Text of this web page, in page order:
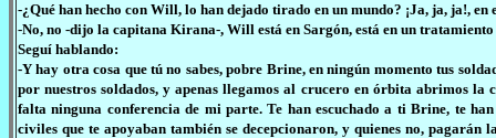
-¿Qué han hecho con Will, lo han dejado tirado en un mundo? ¡Ja, ja, ja!, en
-No, no -dijo la capitana Kirana-, Will está en Sargón, está en un
Seguí hablando:
-Y hay otra cosa que tú no sabes, pobre Brine, en ningún momento tus
por nuestros soldados, y apenas llegamos al crucero en órbita abrimos la
falta ninguna conferencia de mi parte. Te han escuchado a ti Brine, te
civiles que te apoyaban también se decepcionaron, y quienes no,